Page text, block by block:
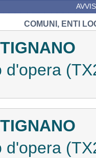
COMUNI, ENTI
d'opera
d'opera